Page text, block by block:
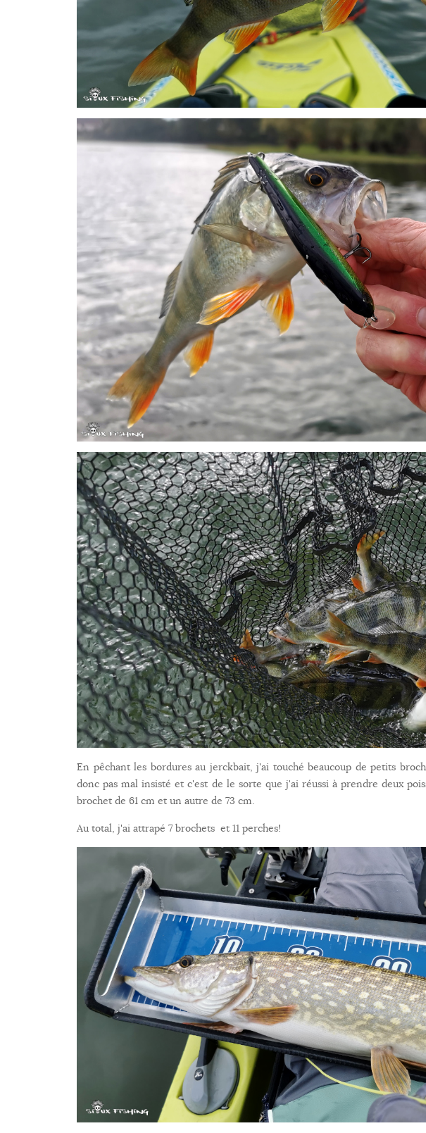
En pêchant les bordures au jerckbait, j'ai touché beaucoup de petits
donc pas mal insisté et c'est de le sorte que j'ai réussi à prendre deux
brochet de 61 cm et un autre de 73 cm.
Au total, j'ai attrapé 7 brochets et 11 perches!